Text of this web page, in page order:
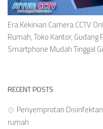
Era Kekinian Camera CCTV
Rumah, Toko Kantor,
Smartphone Mudah Tinggal
RECENT POSTS
Penyemprotan
rumah